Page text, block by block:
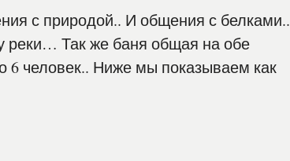
с природой.. И общения с белками..
реки… Так же баня общая на обе
6 человек.. Ниже мы показываем как